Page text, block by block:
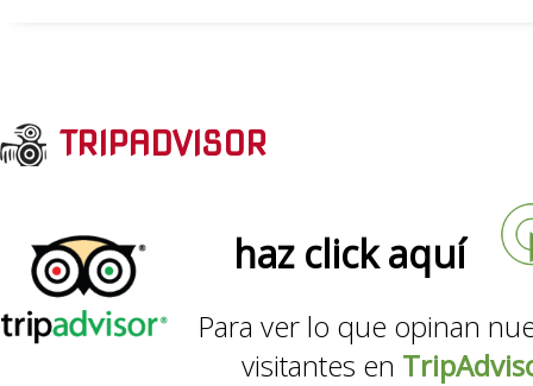
TRIPADVISOR
haz click aquí
Para ver lo que opinan
visitantes en